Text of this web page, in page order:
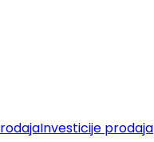
Investicije prodaja